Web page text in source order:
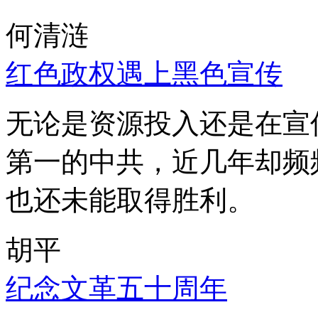
何清涟
红色政权遇上黑色宣传
无论是资源投入还是在
第一的中共，近几年却
也还未能取得胜利。
胡平
纪念文革五十周年